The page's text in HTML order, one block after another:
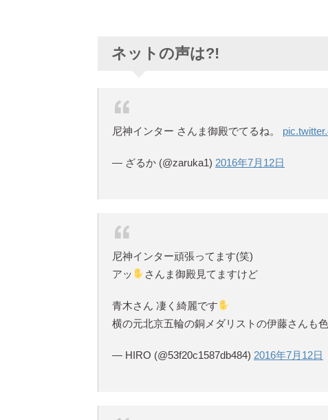
ネットの声は?!
尼神インター さんま御殿でてるね。
— ざるか (@zaruka1) 2016年7月12日
尼神インター頑張ってます(笑)
アッ
さんま御殿見てますけど
青木さん 凄く綺麗です
横の元北京五輪の銅メダリストの伊藤さんも
— HIRO (@53f20c1587db484) 2016年7月12日